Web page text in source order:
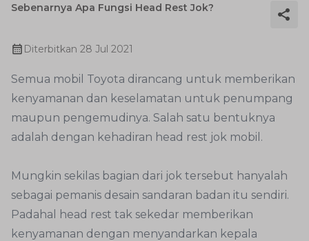
Sebenarnya Apa Fungsi Head Rest Jok?
Diterbitkan 28 Jul 2021
Semua mobil Toyota dirancang untuk memberikan
kenyamanan dan keselamatan untuk penumpang
maupun pengemudinya. Salah satu bentuknya
adalah dengan kehadiran head rest jok mobil.
Mungkin sekilas bagian dari jok tersebut hanyalah
sebagai pemanis desain sandaran badan itu sendiri.
Padahal head rest tak sekedar memberikan
kenyamanan dengan menyandarkan kepala